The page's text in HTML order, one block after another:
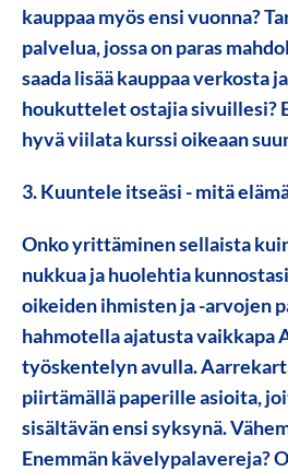
kauppaa myös ensi vuonna?
palvelua, jossa on paras
saada lisää kauppaa verkosta
houkuttelet ostajia sivuillesi?
hyvä viilata kurssi oikeaan
3. Kuuntele itseäsi - mitä
Onko yrittäminen sellaista
nukkua ja huolehtia
oikeiden ihmisten ja -arvojen
hahmotella ajatusta vaikkapa
työskentelyn avulla.
piirtämällä paperille asioita,
sisältävän ensi syksynä.
Enemmän kävelypalavereja?